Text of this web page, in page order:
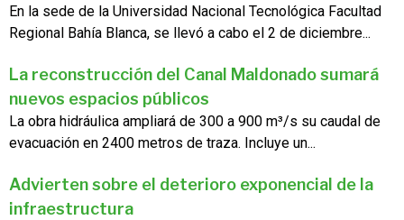
En la sede de la Universidad Nacional Tecnológica Facultad
Regional Bahía Blanca, se llevó a cabo el 2 de diciembre...
La reconstrucción del Canal Maldonado sumará
nuevos espacios públicos
La obra hidráulica ampliará de 300 a 900 m³/s su caudal de
evacuación en 2400 metros de traza. Incluye un...
Advierten sobre el deterioro exponencial de la
infraestructura